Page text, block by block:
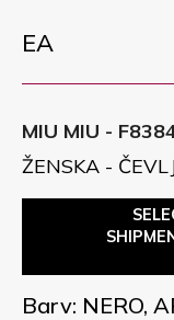
EA
MIU MIU -
ŽENSKA -
Barv: NERO,